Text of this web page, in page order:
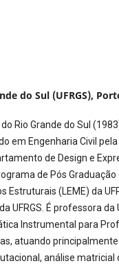
do Sul (UFRGS),
Rio Grande do Sul
em Engenharia Civil
de Design e
de Pós Graduação
(LEME) da
UFRGS. É professora da
Instrumental para
atuando
análise matricial